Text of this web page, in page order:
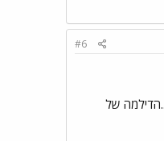
#6
ש"ח במקום זה יצא לי בולבול....הדילמה של